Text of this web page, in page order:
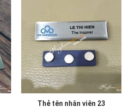
Thẻ tên nhân viên 23